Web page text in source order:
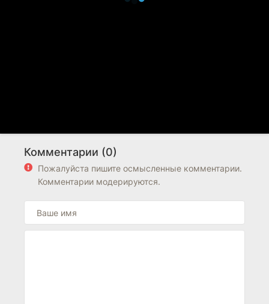
Комментарии (0)
Пожалуйста пишите осмысленные комментарии.
Комментарии модерируются.